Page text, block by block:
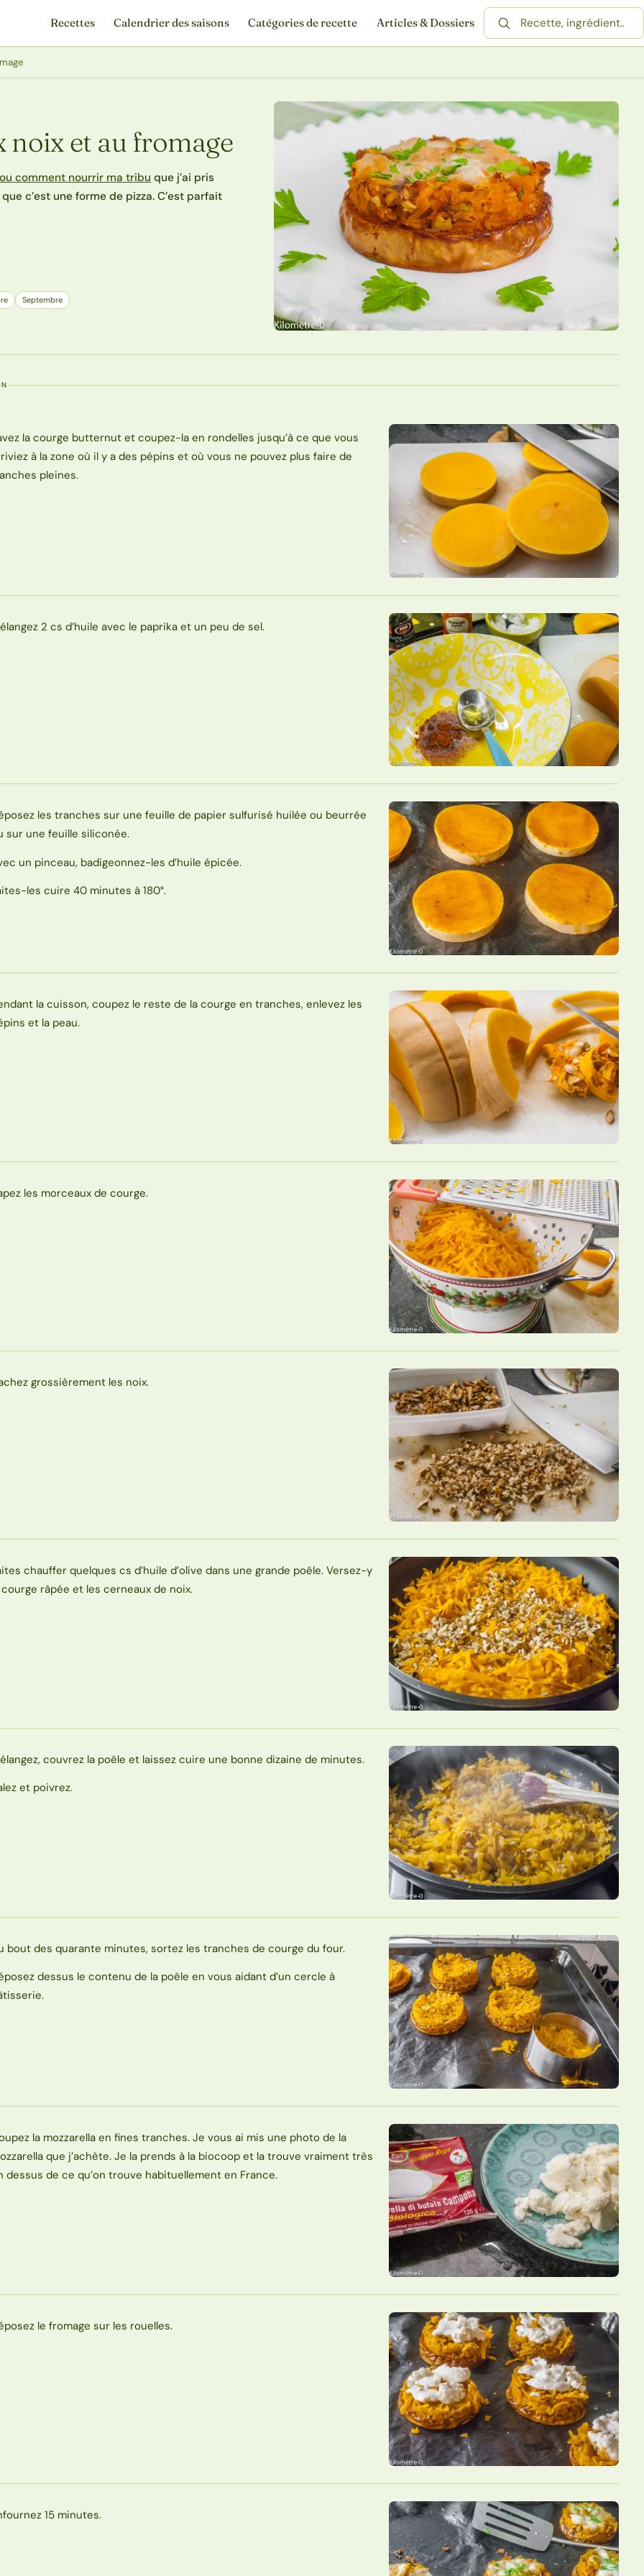
Recettes Calendrier des saisons Catégories de recette Articles & Dossiers
Rechercher une recette
noix et au fromage
comment nourrir ma tribu que j’ai pris
c’est une forme de pizza. C’est parfait
Septembre
la courge butternut et coupez-la en rondelles jusqu’à ce que vous
à la zone où il y a des pépins et où vous ne pouvez plus faire de
pleines.
2 cs d’huile avec le paprika et un peu de sel.
les tranches sur une feuille de papier sulfurisé huilée ou beurrée
sur une feuille siliconée.
un pinceau, badigeonnez-les d’huile épicée.
les cuire 40 minutes à 180°.
la cuisson, coupez le reste de la courge en tranches, enlevez les
et la peau.
les morceaux de courge.
grossièrement les noix.
chauffer quelques cs d’huile d’olive dans une grande poêle. Versez-y
courge râpée et les cerneaux de noix.
couvrez la poêle et laissez cuire une bonne dizaine de minutes.
et poivrez.
bout des quarante minutes, sortez les tranches de courge du four.
dessus le contenu de la poêle en vous aidant d’un cercle à
la mozzarella en fines tranches. Je vous ai mis une photo de la
que j’achète. Je la prends à la biocoop et la trouve vraiment très
dessus de ce qu’on trouve habituellement en France.
le fromage sur les rouelles.
15 minutes.